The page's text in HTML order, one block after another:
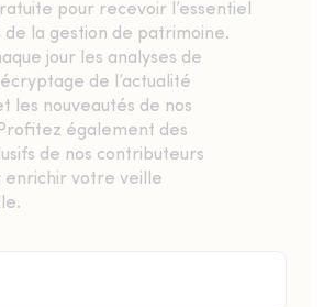
pour recevoir l’essentiel
de la gestion de patrimoine.
jour les analyses de
de l’actualité
les nouveautés de nos
également des
de nos contributeurs
enrichir votre veille